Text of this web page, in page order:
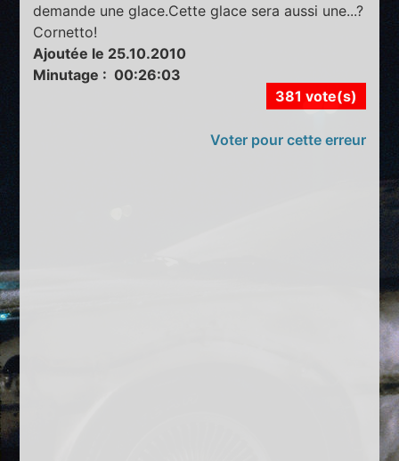
demande une glace.Cette glace sera aussi une...?
Cornetto!
Ajoutée le 25.10.2010
Minutage : 00:26:03
381 vote(s)
Voter pour cette erreur